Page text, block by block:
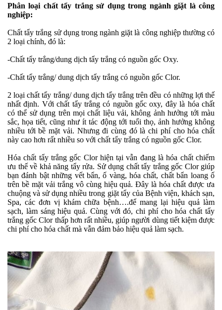
Phân loại chất tẩy trắng sử dụng trong ngành giặt là công
nghiệp:
Chất tẩy trắng sử dụng trong ngành giặt là công nghiệp thường có
2 loại chính, đó là:
-Chất tẩy trắng/dung dịch tẩy trắng có nguồn gốc Oxy.
-Chất tẩy trắng/ dung dịch tẩy trắng có nguồn gốc Clor.
2 loại chất tẩy trắng/ dung dịch tẩy trắng trên đều có những lợi thế
nhất định. Với chất tẩy trắng có nguồn gốc oxy, đây là hóa chất
có thể sử dụng trên mọi chất liệu vải, không ảnh hưởng tới màu
sắc, họa tiết, cũng như ít tác động tới tuổi thọ, ảnh hưởng không
nhiều tới bề mặt vải. Nhưng đi cùng đó là chi phí cho hóa chất
này cao hơn rất nhiều so với chất tẩy trắng có nguồn gốc Clor.
Hóa chất tẩy trắng gốc Clor hiện tại vẫn đang là hóa chất chiếm
ưu thế về khả năng tẩy rửa. Sử dụng chất tẩy trắng gốc Clor giúp
bạn đánh bật những vết bẩn, ố vàng, hóa chất, chất bẩn loang ố
trên bề mặt vải trắng vô cùng hiệu quả. Đây là hóa chất được ưa
chuộng và sử dụng nhiều trong giặt tẩy của Bệnh viện, khách sạn,
Spa, các đơn vị khám chữa bệnh….để mang lại hiệu quả làm
sạch, làm sáng hiệu quả. Cùng với đó, chi phí cho hóa chất tẩy
trắng gốc Clor thấp hơn rất nhiều, giúp người dùng tiết kiệm được
chi phí cho hóa chất mà vẫn đảm bảo hiệu quả làm sạch.